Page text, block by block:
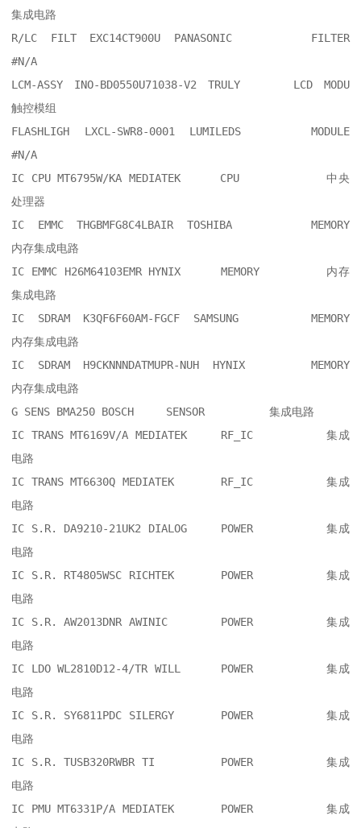
集成电路
R/LC FILT EXC14CT900U PANASONIC  	FILTER
#N/A
LCM-ASSY INO-BD0550U71038-V2 TRULY  	LCD MODU
触控模组
FLASHLIGH LXCL-SWR8-0001 LUMILEDS  	MODULE
#N/A
IC CPU MT6795W/KA MEDIATEK  	CPU       	中央
处理器
IC EMMC THGBMFG8C4LBAIR TOSHIBA  	MEMORY
内存集成电路
IC EMMC H26M64103EMR HYNIX  	MEMORY    	内存
集成电路
IC SDRAM K3QF6F60AM-FGCF SAMSUNG  	MEMORY
内存集成电路
IC SDRAM H9CKNNNDATMUPR-NUH HYNIX  	MEMORY
内存集成电路
G SENS BMA250 BOSCH  	SENSOR    	集成电路
IC TRANS MT6169V/A MEDIATEK  	RF_IC     	集成
电路
IC TRANS MT6630Q MEDIATEK  	RF_IC     	集成
电路
IC S.R. DA9210-21UK2 DIALOG  	POWER     	集成
电路
IC S.R. RT4805WSC RICHTEK  	POWER     	集成
电路
IC S.R. AW2013DNR AWINIC  	POWER     	集成
电路
IC LDO WL2810D12-4/TR WILL  	POWER     	集成
电路
IC S.R. SY6811PDC SILERGY  	POWER     	集成
电路
IC S.R. TUSB320RWBR TI  	POWER     	集成
电路
IC PMU MT6331P/A MEDIATEK  	POWER     	集成